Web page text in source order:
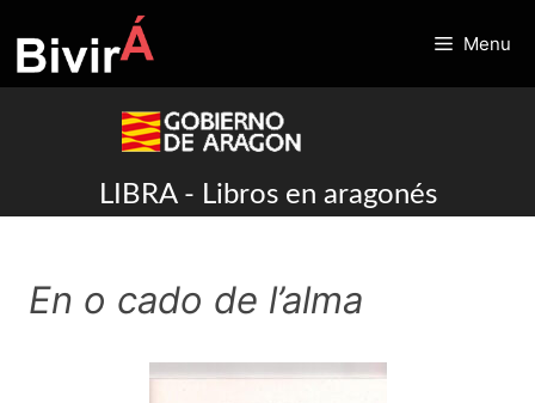
to
content
Menu
LIBRA - Libros en aragonés
En o cado de l’alma